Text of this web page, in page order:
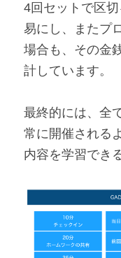
4回セットで区
易にし、またプ
場合も、その金
計しています。
最終的には、全
常に開催される
内容を学習でき